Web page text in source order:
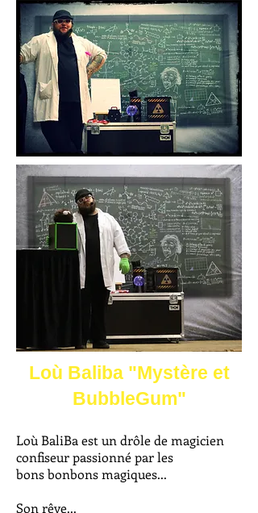
Loù Baliba "Mystère et
BubbleGum"
Loù BaliBa est un drôle de magicien
confiseur passionné par les
bons bonbons magiques...
Son rêve...